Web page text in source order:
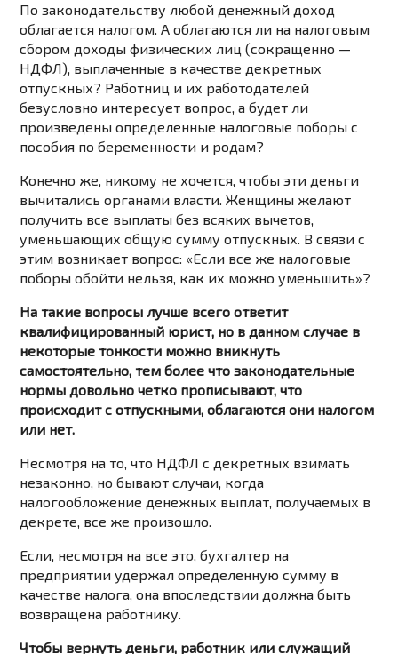
По законодательству любой денежный доход
облагается налогом. А облагаются ли на налоговым
сбором доходы физических лиц (сокращенно —
НДФЛ), выплаченные в качестве декретных
отпускных? Работниц и их работодателей
безусловно интересует вопрос, а будет ли
произведены определенные налоговые поборы с
пособия по беременности и родам?
Конечно же, никому не хочется, чтобы эти деньги
вычитались органами власти. Женщины желают
получить все выплаты без всяких вычетов,
уменьшающих общую сумму отпускных. В связи с
этим возникает вопрос: «Если все же налоговые
поборы обойти нельзя, как их можно уменьшить»?
На такие вопросы лучше всего ответит
квалифицированный юрист, но в данном случае в
некоторые тонкости можно вникнуть
самостоятельно, тем более что законодательные
нормы довольно четко прописывают, что
происходит с отпускными, облагаются они налогом
или нет.
Несмотря на то, что НДФЛ с декретных взимать
незаконно, но бывают случаи, когда
налогообложение денежных выплат, получаемых в
декрете, все же произошло.
Если, несмотря на все это, бухгалтер на
предприятии удержал определенную сумму в
качестве налога, она впоследствии должна быть
возвращена работнику.
Чтобы вернуть деньги, работник или служащий